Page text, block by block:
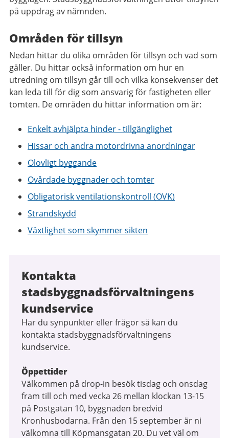
på uppdrag av nämnden.
Områden för tillsyn
Nedan hittar du olika områden för tillsyn och vad som
gäller. Du hittar också information om hur en
utredning om tillsyn går till och vilka konsekvenser det
kan leda till för dig som ansvarig för fastigheten eller
tomten. De områden du hittar information om är:
Enkelt avhjälpta hinder - tillgänglighet
Hissar och andra motordrivna anordningar
Olovligt byggande
Ovårdade byggnader och tomter
Obligatorisk ventilationskontroll (OVK)
Strandskydd
Växtlighet som skymmer sikten
Kontakta
stadsbyggnadsförvaltningens
kundservice
Har du synpunkter eller frågor så kan du
kontakta stadsbyggnadsförvaltningens
kundservice.
Öppettider
Välkommen på drop-in besök tisdag och onsdag
fram till och med vecka 26 mellan klockan 13-15
på Postgatan 10, byggnaden bredvid
Kronhusbodarna. Från den 15 september är ni
välkomna till Köpmansgatan 20. Du vet väl om